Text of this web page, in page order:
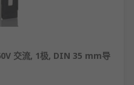
交流, 1极, DIN 35 mm导